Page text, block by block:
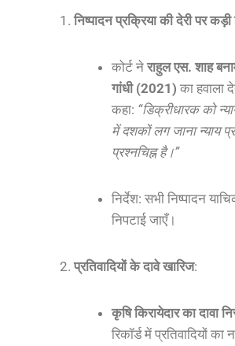
निष्पादन प्रक्रिया की देरी पर कड़ी
कोर्ट ने राहुल एस. शाह
गांधी (2021) का हवाला
कहा: “डिक्रीधारक को
में दशकों लग जाना न्याय
प्रश्नचिह्न है।”
निर्देश: सभी निष्पादन
निपटाई जाएँ।
प्रतिवादियों के दावे खारिज:
कृषि किरायेदार का दावा
रिकॉर्ड में प्रतिवादियों